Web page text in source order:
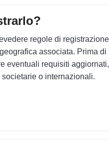
regole di
associata. Prima di
eventuali requisiti aggiornati,
o internazionali.